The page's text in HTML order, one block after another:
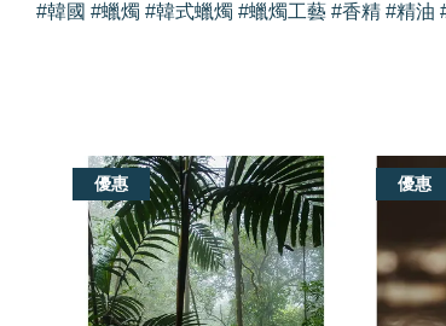
#韓國 #蠟燭 #韓式蠟燭 #蠟燭工藝 #香精 #精
優惠 優惠